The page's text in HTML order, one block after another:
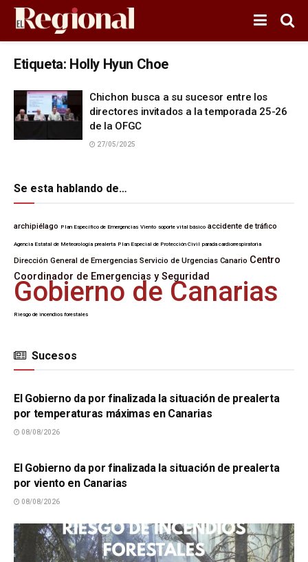
Etiqueta: Holly Hyun Choe
Chichon busca a su sucesor entre los
directores invitados a la temporada 25-26
de la OFGC
27/05/2025
Se esta hablando de…
archipiélago Plan Específico de Emergencias Viento soporte vital básico accidente de tráfico
Agencia Estatal de Meteorología prealerta Plan Especial de Protección Civil parada cardiorrespiratoria
Dirección General de Emergencias Servicio de Urgencias Canario Centro
Coordinador de Emergencias y Seguridad
Gobierno de Canarias
Riesgo de incendios forestales
Sucesos
SUCESOS
El Gobierno da por finalizada la situación de prealerta
por temperaturas máximas en Canarias
08/08/2026
El Gobierno da por finalizada la situación de prealerta
por viento en Canarias
08/08/2026